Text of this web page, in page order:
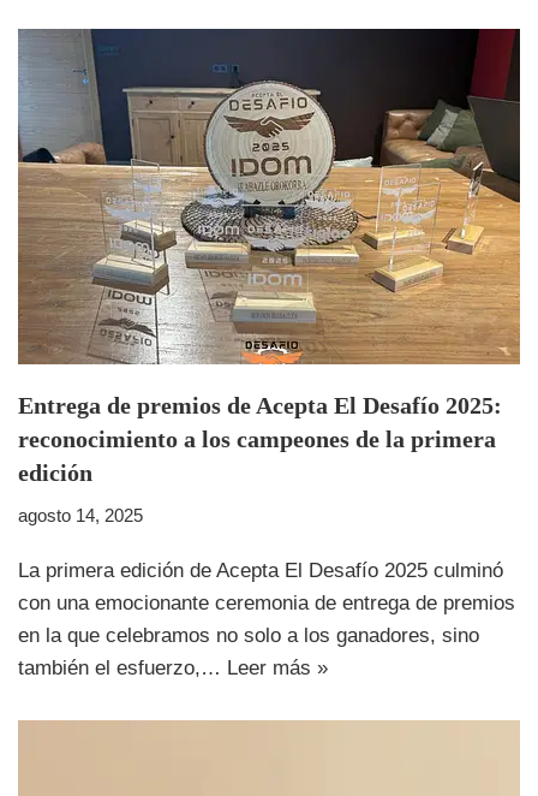
Entrega de premios de Acepta El Desafío 2025:
reconocimiento a los campeones de la primera
edición
agosto 14, 2025
La primera edición de Acepta El Desafío 2025 culminó
con una emocionante ceremonia de entrega de premios
en la que celebramos no solo a los ganadores, sino
también el esfuerzo,… Leer más »